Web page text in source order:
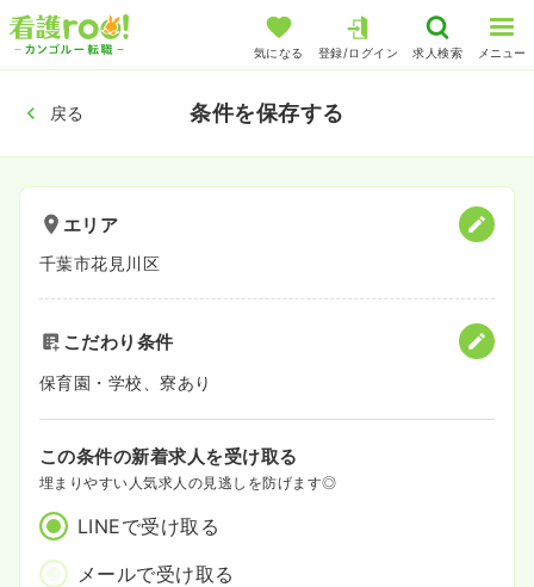
気になる 登録/ログイン 求人検索 メニュー
戻る 条件を保存する
エリア
千葉市花見川区
こだわり条件
保育園・学校、寮あり
この条件の新着求人を受け取る
埋まりやすい人気求人の見逃しを防げます◎
LINEで受け取る
メールで受け取る